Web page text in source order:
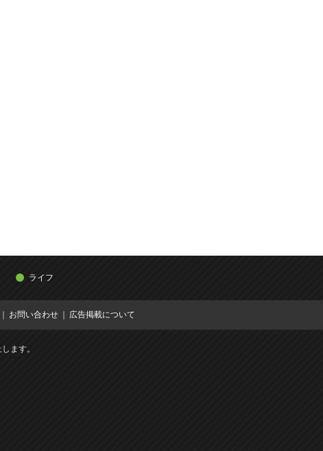
ライフ
お問い合わせ 広告掲載について
ます。